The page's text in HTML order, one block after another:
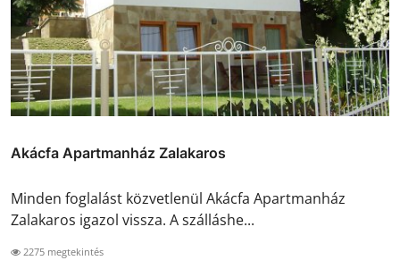
Akácfa Apartmanház Zalakaros
Minden foglalást közvetlenül Akácfa Apartmanház
Zalakaros igazol vissza. A szálláshe...
2275 megtekintés